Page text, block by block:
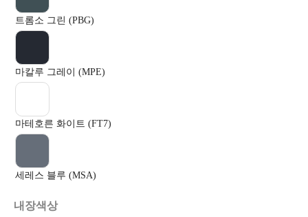
트롬소 그린 (PBG)
마칼루 그레이 (MPE)
마테호른 화이트 (FT7)
세레스 블루 (MSA)
내장색상